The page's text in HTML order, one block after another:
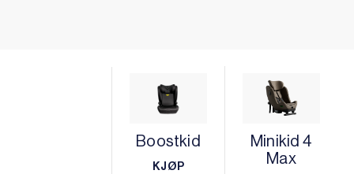
Boostkid
KJØP
Minikid 4
Max